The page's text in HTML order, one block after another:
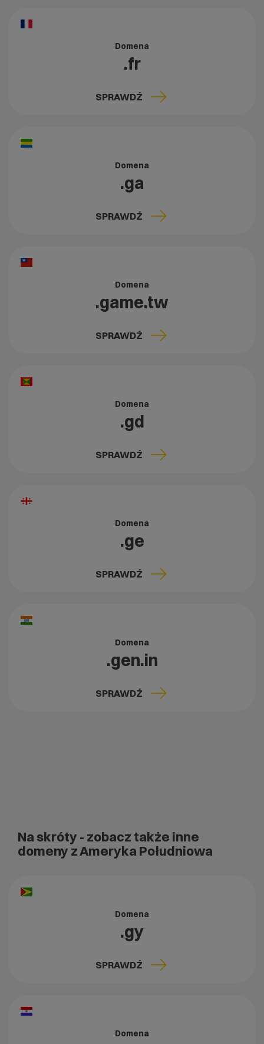
Domena
.fr
SPRAWDŹ
Domena
.ga
SPRAWDŹ
Domena
.game.tw
SPRAWDŹ
Domena
.gd
SPRAWDŹ
Domena
.ge
SPRAWDŹ
Domena
.gen.in
SPRAWDŹ
Na skróty - zobacz także inne
domeny z Ameryka Południowa
Domena
.gy
SPRAWDŹ
Domena